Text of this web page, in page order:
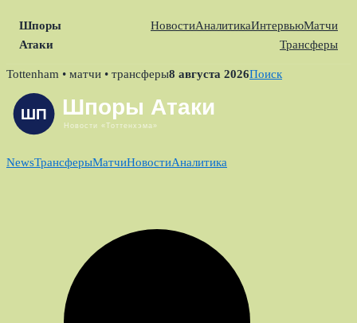
Шпоры
Атаки
НовостиАналитикаИнтервьюМатчи
Трансферы
Skip
content
Tottenham • матчи • трансферы8 августа 2026Поиск
NewsТрансферыМатчиНовостиАналитика